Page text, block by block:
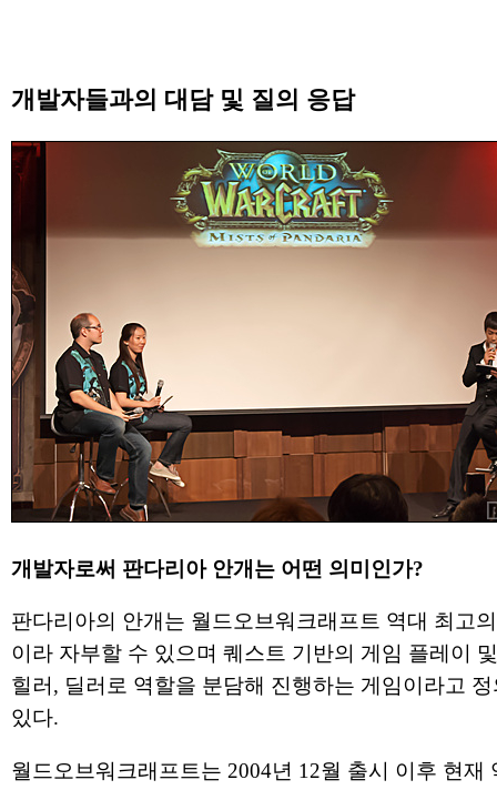
개발자들과의 대담 및 질의 응답
개발자로써 판다리아 안개는 어떤 의미인가?
판다리아의 안개는 월드오브워크래프트 역대 최고
이라 자부할 수 있으며 퀘스트 기반의 게임 플레이
힐러, 딜러로 역할을 분담해 진행하는 게임이라고
있다.
월드오브워크래프트는 2004년 12월 출시 이후 현재